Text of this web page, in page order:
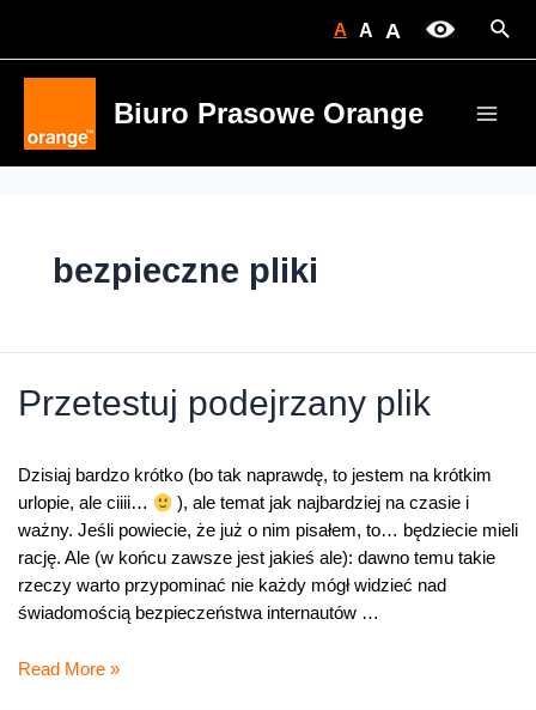
A A A
Biuro Prasowe Orange
bezpieczne pliki
Przetestuj podejrzany plik
Dzisiaj bardzo krótko (bo tak naprawdę, to jestem na krótkim
urlopie, ale ciiii…
), ale temat jak najbardziej na czasie i
ważny. Jeśli powiecie, że już o nim pisałem, to… będziecie mieli
rację. Ale (w końcu zawsze jest jakieś ale): dawno temu takie
rzeczy warto przypominać nie każdy mógł widzieć nad
świadomością bezpieczeństwa internautów …
Przetestuj
Read More »